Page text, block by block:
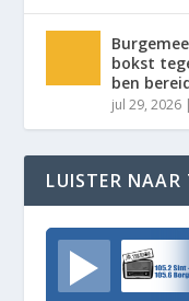
bokst
ben
jul 29, 2026 |
LUISTER NAAR